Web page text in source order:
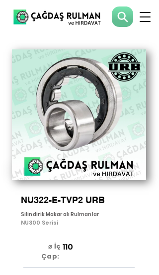
NU322-E-TVP2 URB
Silindirik Makaralı Rulmanlar
NU300 Serisi
⌀ İç
Çap:
110